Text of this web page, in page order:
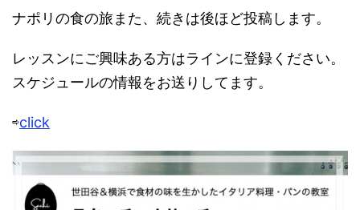
ナポリの食の旅また、続きは後ほど投稿します。
レッスンにご興味ある方はラインに登録ください。
スケジュールの情報をお送りしてます。
⇨click